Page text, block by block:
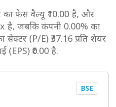
का फेस वैल्यू ₹10.00 है, और
है, जबकि कंपनी 0.00% का
सेक्टर (P/E) ₹37.16 प्रति शेयर
(EPS) ₹0.00 है.
BSE